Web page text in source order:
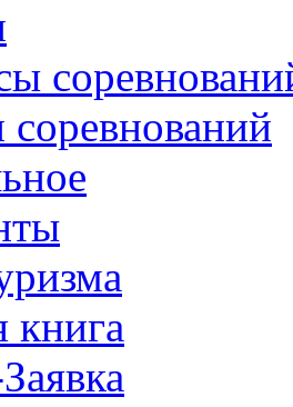
соревнований
книга